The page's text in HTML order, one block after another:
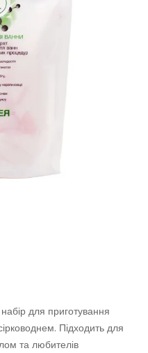
для приготування
Підходить для
та любителів